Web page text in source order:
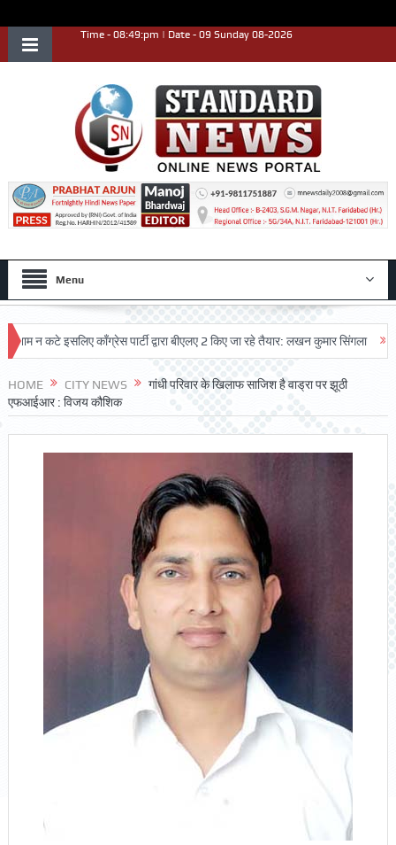
Time - 08:49:pm | Date - 09 Sunday 08-2026
Menu
कटे इसलिए काँग्रेस पार्टी द्वारा बीएलए 2 किए जा रहे तैयार: लखन कुमार सिंगला
HOME CITY NEWS
गांधी परिवार के खिलाफ साजिश है वाड्रा पर झूठी
एफआईआर : विजय कौशिक